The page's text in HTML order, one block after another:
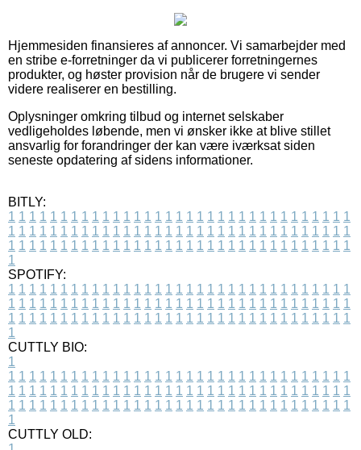
Hjemmesiden finansieres af annoncer. Vi samarbejder med
en stribe e-forretninger da vi publicerer forretningernes
produkter, og høster provision når de brugere vi sender
videre realiserer en bestilling.
Oplysninger omkring tilbud og internet selskaber
vedligeholdes løbende, men vi ønsker ikke at blive stillet
ansvarlig for forandringer der kan være iværksat siden
seneste opdatering af sidens informationer.
BITLY:
1 1 1 1 1 1 1 1 1 1 1 1 1 1 1 1 1 1 1 1 1 1 1 1 1 1 1 1 1 1 1 1 1
1 1 1 1 1 1 1 1 1 1 1 1 1 1 1 1 1 1 1 1 1 1 1 1 1 1 1 1 1 1 1 1 1
1 1 1 1 1 1 1 1 1 1 1 1 1 1 1 1 1 1 1 1 1 1 1 1 1 1 1 1 1 1 1 1 1
1
SPOTIFY:
1 1 1 1 1 1 1 1 1 1 1 1 1 1 1 1 1 1 1 1 1 1 1 1 1 1 1 1 1 1 1 1 1
1 1 1 1 1 1 1 1 1 1 1 1 1 1 1 1 1 1 1 1 1 1 1 1 1 1 1 1 1 1 1 1 1
1 1 1 1 1 1 1 1 1 1 1 1 1 1 1 1 1 1 1 1 1 1 1 1 1 1 1 1 1 1 1 1 1
1
CUTTLY BIO:
1
1 1 1 1 1 1 1 1 1 1 1 1 1 1 1 1 1 1 1 1 1 1 1 1 1 1 1 1 1 1 1 1 1
1 1 1 1 1 1 1 1 1 1 1 1 1 1 1 1 1 1 1 1 1 1 1 1 1 1 1 1 1 1 1 1 1
1 1 1 1 1 1 1 1 1 1 1 1 1 1 1 1 1 1 1 1 1 1 1 1 1 1 1 1 1 1 1 1 1
1
CUTTLY OLD: